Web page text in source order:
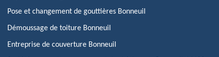
Pose et changement de gouttières Bonneuil
Démoussage de toiture Bonneuil
Entreprise de couverture Bonneuil